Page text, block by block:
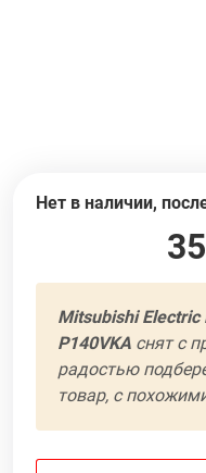
Нет в наличии,
Mitsubishi Electric
P140VKA cнят с
радостью
товар, с